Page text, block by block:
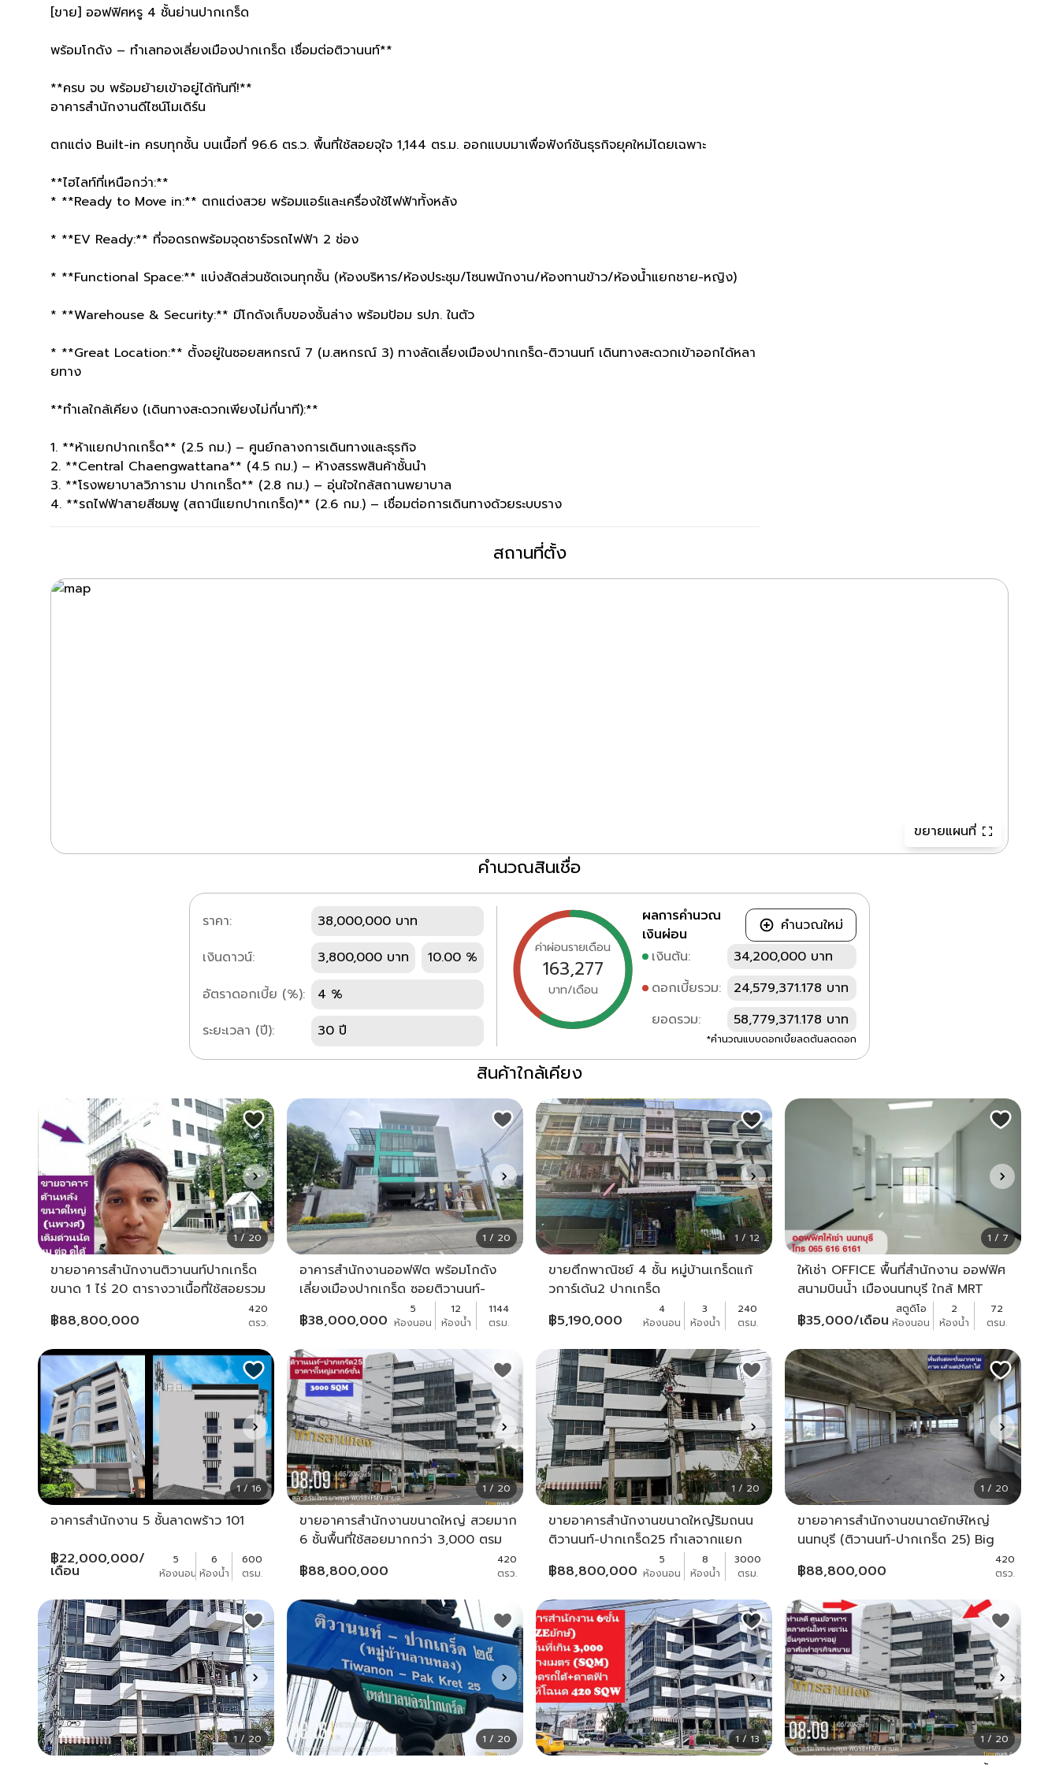
[ขาย] ออฟฟิศหรู 4 ชั้นย่านปากเกร็ด
พร้อมโกดัง – ทำเลทองเลี่ยงเมืองปากเกร็ด เชื่อมต่อติวานนท์**
**ครบ จบ พร้อมย้ายเข้าอยู่ได้ทันที!**
อาคารสำนักงานดีไซน์โมเดิร์น
ตกแต่ง Built-in ครบทุกชั้น บนเนื้อที่ 96.6 ตร.ว. พื้นที่ใช้สอยจุใจ 1,144 ตร.ม. ออกแบบมาเพื่อฟังก์ชันธุรกิจยุคใหม่โดยเฉพาะ
**ไฮไลท์ที่เหนือกว่า:**
* **Ready to Move in:** ตกแต่งสวย พร้อมแอร์และเครื่องใช้ไฟฟ้าทั้งหลัง
* **EV Ready:** ที่จอดรถพร้อมจุดชาร์จรถไฟฟ้า 2 ช่อง
* **Functional Space:** แบ่งสัดส่วนชัดเจนทุกชั้น (ห้องบริหาร/ห้องประชุม/โซนพนักงาน/ห้องทานข้าว/ห้องน้ำแยกชาย-หญิง)
* **Warehouse & Security:** มีโกดังเก็บของชั้นล่าง พร้อมป้อม รปภ. ในตัว
* **Great Location:** ตั้งอยู่ในซอยสหกรณ์ 7 (ม.สหกรณ์ 3) ทางลัดเลี่ยงเมืองปากเกร็ด-ติวานนท์ เดินทางสะดวกเข้าออกได้หลา
ยทาง
**ทำเลใกล้เคียง (เดินทางสะดวกเพียงไม่กี่นาที):**
1. **ห้าแยกปากเกร็ด** (2.5 กม.) – ศูนย์กลางการเดินทางและธุรกิจ
2. **Central Chaengwattana** (4.5 กม.) – ห้างสรรพสินค้าชั้นนำ
3. **โรงพยาบาลวิภาราม ปากเกร็ด** (2.8 กม.) – อุ่นใจใกล้สถานพยาบาล
4. **รถไฟฟ้าสายสีชมพู (สถานีแยกปากเกร็ด)** (2.6 กม.) – เชื่อมต่อการเดินทางด้วยระบบราง
สถานที่ตั้ง
ขยายแผนที่
คำนวณสินเชื่อ
ราคา:
38,000,000 บาท
เงินดาวน์:
3,800,000 บาท
10.00 %
อัตราดอกเบี้ย (%):
4 %
ระยะเวลา (ปี):
30 ปี
ค่าผ่อนรายเดือน
163,277
บาท/เดือน
ผลการคำนวณ
เงินผ่อน
คำนวณใหม่
เงินต้น:
34,200,000 บาท
ดอกเบี้ยรวม:
24,579,371.178 บาท
ยอดรวม:
58,779,371.178 บาท
*คำนวณแบบดอกเบี้ยลดต้นลดดอก
สินค้าใกล้เคียง
1 / 20
ขายอาคารสำนักงานติวานนท์ปากเกร็ด
ขนาด 1 ไร่ 20 ตารางวาเนื้อที่ใช้สอยรวม
8 ชั้นราว 3,500 ตารางเมตรทำเลเด่น
หน้าหมู่บ้านลานทองหมู่บ้านมีประมาณ
1,500 หลัง
฿88,800,000
420
ตรว.
1 / 20
อาคารสำนักงานออฟฟิต พร้อมโกดัง
เลี่ยงเมืองปากเกร็ด ซอยติวานนท์-
ปากเกร็ด22 ปากซอยสหกรณ์ซอย7
฿38,000,000
5
ห้องนอน
12
ห้องน้ำ
1144
ตรม.
1 / 12
ขายตึกพาณิชย์ 4 ชั้น หมู่บ้านเกร็ดแก้
วการ์เด้น2 ปากเกร็ด
฿5,190,000
4
ห้องนอน
3
ห้องน้ำ
240
ตรม.
1 / 7
ให้เช่า OFFICE พื้นที่สำนักงาน ออฟฟิศ
สนามบินน้ำ เมืองนนทบุรี ใกล้ MRT
฿35,000/เดือน
สตูดิโอ
ห้องนอน
2
ห้องน้ำ
72
ตรม.
1 / 16
อาคารสำนักงาน 5 ชั้นลาดพร้าว 101
฿22,000,000/
เดือน
5
ห้องนอน
6
ห้องน้ำ
600
ตรม.
1 / 20
ขายอาคารสำนักงานขนาดใหญ่ สวยมาก
6 ชั้นพื้นที่ใช้สอยมากกว่า 3,000 ตรม
โฉนดลอยพร้อมโอนราคาไม่แพง ติดถนน
ใหญ่ ติวานนท์-ปากเกร็ด 25
฿88,800,000
420
ตรว.
1 / 20
ขายอาคารสำนักงานขนาดใหญ๋ริมถนน
ติวานนท์-ปากเกร็ด25 ทำเลจากแยก
ปากเกร็ด2กิโลกว่า 7-8 ชั้น 3000
ตารางเมตรหาไม่ได้แล้ว ใกล้วนกลับ
แจ้งวัฒนะ หรือเข้าเมืองทอง
฿88,800,000
5
ห้องนอน
8
ห้องน้ำ
3000
ตรม.
1 / 20
ขายอาคารสำนักงานขนาดยักษ์ใหญ่
นนทบุรี (ติวานนท์-ปากเกร็ด 25) Big
ใช้สอย 3500 ตารางเมตร Sqmใกล้
แจ้งวัฒนะ
฿88,800,000
420
ตรว.
1 / 20 1 / 20 1 / 13 1 / 20